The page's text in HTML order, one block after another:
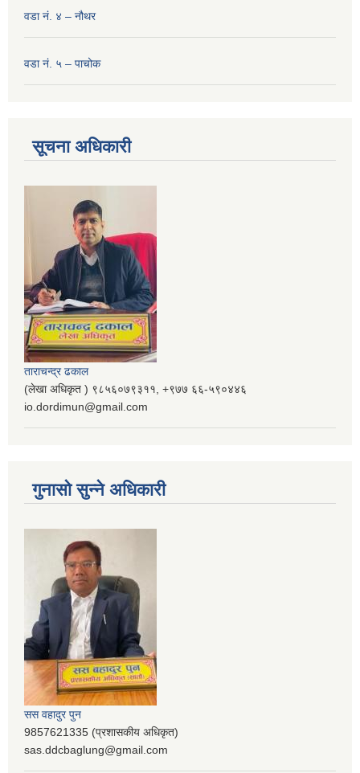
वडा नं. ४ – नौथर
वडा नं. ५ – पाचोक
सूचना अधिकारी
ताराचन्द्र ढकाल
(लेखा अधिकृत ) ९८५६०७९३११, ‌‍‍+९७७ ६६-५९०४४६
io.dordimun@gmail.com
गुनासो सुन्ने अधिकारी
सस वहादुर पुन
9857621335 (प्रशासकीय अधिकृत)
sas.ddcbaglung@gmail.com